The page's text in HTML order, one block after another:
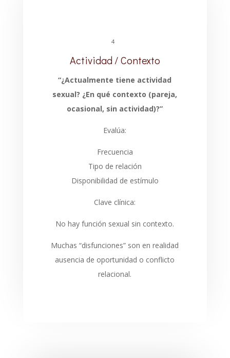
4
Actividad / Contexto
“¿Actualmente tiene actividad
sexual? ¿En qué contexto (pareja,
ocasional, sin actividad)?”
Evalúa:
Frecuencia
Tipo de relación
Disponibilidad de estímulo
Clave clínica:
No hay función sexual sin contexto.
Muchas “disfunciones” son en realidad
ausencia de oportunidad o conflicto
relacional.